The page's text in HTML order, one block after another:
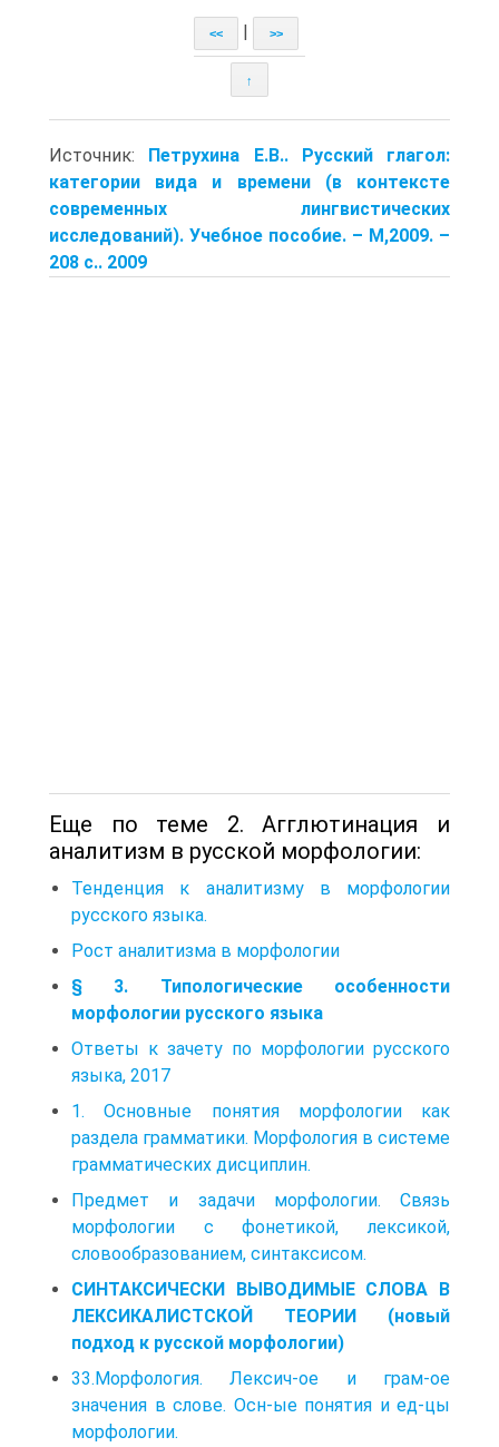
<< >>
↑
Источник: Петрухина Е.В.. Русский глагол:
категории вида и времени (в контексте
современных лингвистических
исследований). Учеб­ное пособие. – М,2009. –
208 с.. 2009
Еще по теме 2. Агглютинация и
аналитизм в русской морфологии:
Тенденция к аналитизму в морфологии
русского языка.
Рост аналитизма в морфологии
§ 3. Типологические особенности
морфологии русского языка
Ответы к зачету по морфологии русского
языка, 2017
1. Основные понятия морфологии как
раздела грамматики. Морфология в системе
грамматических дисциплин.
Предмет и задачи морфологии. Связь
морфологии с фонетикой, лексикой,
словообразованием, синтаксисом.
СИНТАКСИЧЕСКИ ВЫВОДИМЫЕ СЛОВА В
ЛЕКСИКАЛИСТСКОЙ ТЕОРИИ (новый
подход к русской морфологии)
33.Морфология. Лексич-ое и грам-ое
значения в слове. Осн-ые понятия и ед-цы
морфологии.